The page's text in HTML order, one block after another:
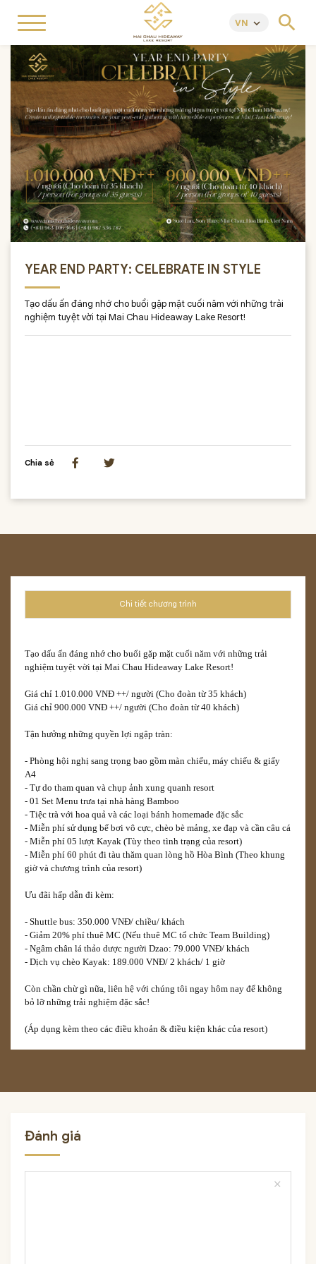
VN keyboard_arrow_down search
YEAR END PARTY: CELEBRATE IN STYLE
Tạo dấu ấn đáng nhớ cho buổi gặp mặt cuối năm với những trải
nghiệm tuyệt vời tại Mai Chau Hideaway Lake Resort!
Chia sẻ
Chi tiết chương trình
Tạo dấu ấn đáng nhớ cho buổi gặp mặt cuối năm với những trải
nghiệm tuyệt vời tại Mai Chau Hideaway Lake Resort!
Giá chỉ 1.010.000 VNĐ ++/ người (Cho đoàn từ 35 khách)
Giá chỉ 900.000 VNĐ ++/ người (Cho đoàn từ 40 khách)
Tận hưởng những quyền lợi ngập tràn:
- Phòng hội nghị sang trọng bao gồm màn chiếu, máy chiếu & giấy
A4
- Tự do tham quan và chụp ảnh xung quanh resort
- 01 Set Menu trưa tại nhà hàng Bamboo
- Tiệc trà với hoa quả và các loại bánh homemade đặc sắc
- Miễn phí sử dụng bể bơi vô cực, chèo bè mảng, xe đạp và cần câu cá
- Miễn phí 05 lượt Kayak (Tùy theo tình trạng của resort)
- Miễn phí 60 phút đi tàu thăm quan lòng hồ Hòa Bình (Theo khung
giờ và chương trình của resort)
Ưu đãi hấp dẫn đi kèm:
- Shuttle bus: 350.000 VNĐ/ chiều/ khách
- Giảm 20% phí thuê MC (Nếu thuê MC tổ chức Team Building)
- Ngâm chân lá thảo dược người Dzao: 79.000 VNĐ/ khách
- Dịch vụ chèo Kayak: 189.000 VNĐ/ 2 khách/ 1 giờ
Còn chần chừ gì nữa, liên hệ với chúng tôi ngay hôm nay để không
bỏ lỡ những trải nghiệm đặc sắc!
(Áp dụng kèm theo các điều khoản & điều kiện khác của resort)
Đánh giá
close